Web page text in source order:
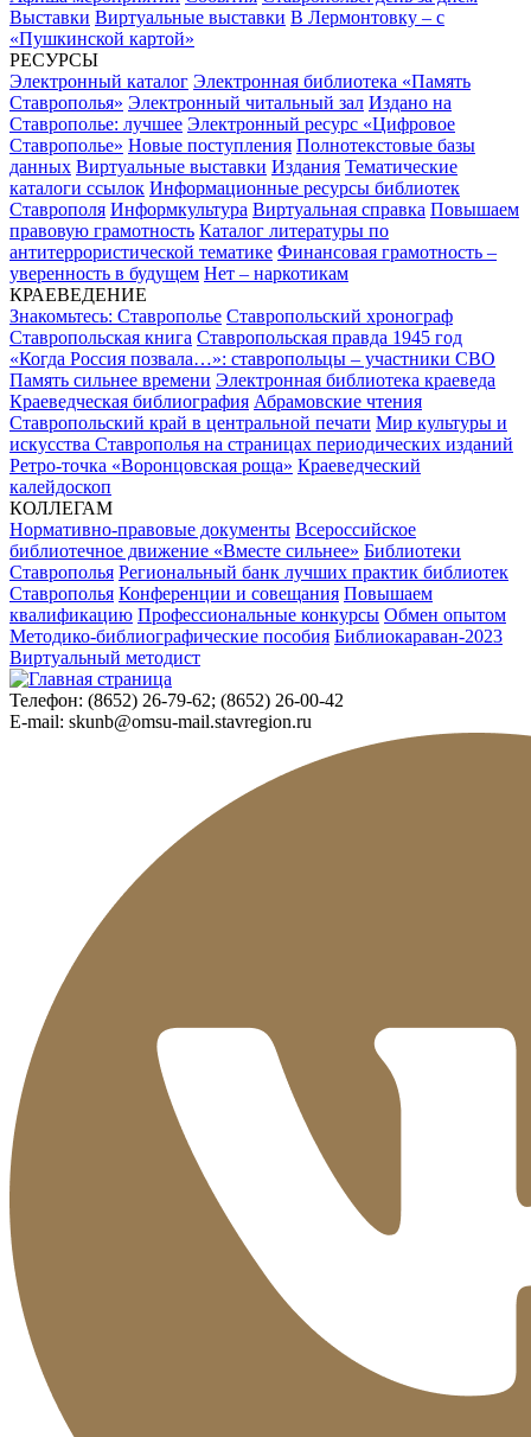
Выставки Виртуальные выставки В Лермонтовку – с
«Пушкинской картой»
РЕСУРСЫ
Электронный каталог Электронная библиотека «Память
Ставрополья» Электронный читальный зал Издано на
Ставрополье: лучшее Электронный ресурс «Цифровое
Ставрополье» Новые поступления Полнотекстовые базы
данных Виртуальные выставки Издания Тематические
каталоги ссылок Информационные ресурсы библиотек
Ставрополя Информкультура Виртуальная справка Повышаем
правовую грамотность Каталог литературы по
антитеррористической тематике Финансовая грамотность –
уверенность в будущем Нет – наркотикам
КРАЕВЕДЕНИЕ
Знакомьтесь: Ставрополье Ставропольский хронограф
Ставропольская книга Ставропольская правда 1945 год
«Когда Россия позвала…»: ставропольцы – участники СВО
Память сильнее времени Электронная библиотека краеведа
Краеведческая библиография Абрамовские чтения
Ставропольский край в центральной печати Мир культуры и
искусства Ставрополья на страницах периодических изданий
Ретро-точка «Воронцовская роща» Краеведческий
калейдоскоп
КОЛЛЕГАМ
Нормативно-правовые документы Всероссийское
библиотечное движение «Вместе сильнее» Библиотеки
Ставрополья Региональный банк лучших практик библиотек
Ставрополья Конференции и совещания Повышаем
квалификацию Профессиональные конкурсы Обмен опытом
Методико-библиографические пособия Библиокараван-2023
Виртуальный методист
Телефон: (8652) 26-79-62; (8652) 26-00-42
E-mail: skunb@omsu-mail.stavregion.ru